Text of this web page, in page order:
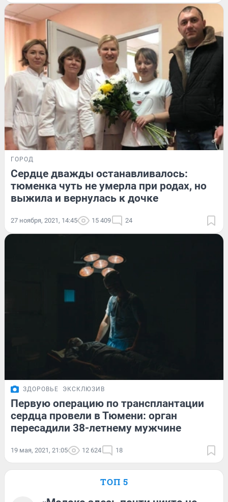
ГОРОД
Сердце дважды останавливалось:
тюменка чуть не умерла при родах, но
выжила и вернулась к дочке
27 ноября, 2021, 14:45 15 409 24
ЗДОРОВЬЕ ЭКСКЛЮЗИВ
Первую операцию по трансплантации
сердца провели в Тюмени: орган
пересадили 38-летнему мужчине
19 мая, 2021, 21:05 12 624 18
ТОП 5